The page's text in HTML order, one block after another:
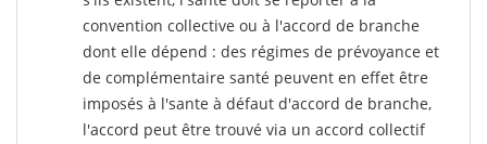
convention collective ou à l'accord de branche
dont elle dépend : des régimes de prévoyance et
de complémentaire santé peuvent en effet être
imposés à l'sante à défaut d'accord de branche,
l'accord peut être trouvé via un accord collectif